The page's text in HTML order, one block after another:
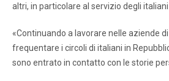
altri, in particolare al servizio degli italiani
«Continuando a lavorare nelle aziende
frequentare i circoli di italiani in
sono entrato in contatto con le storie